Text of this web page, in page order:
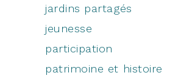
jardins partagés
jeunesse
participation
patrimoine et histoire